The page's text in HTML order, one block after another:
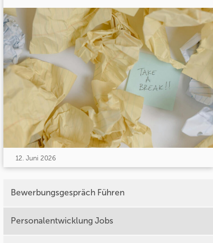
12. Juni 2026
Bewerbungsgespräch Führen
Personalentwicklung Jobs